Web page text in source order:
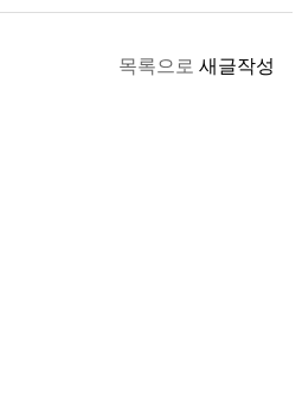
목록으로 새글작성